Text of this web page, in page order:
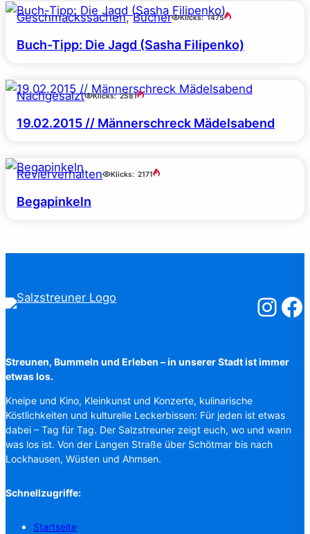
Geschmackssachen, Bücher Klicks: 1475
Buch-Tipp: Die Jagd (Sasha Filipenko)
Nachgesalzt Klicks: 2581
19.02.2015 // Männerschreck Mädelsabend
Revierverhalten Klicks: 2171
Begapinkeln
Streunen, Bummeln und Erleben – in unserer Stadt ist immer
etwas los.
Kneipe und Kino, Kleinkunst und Konzerte, kulinarische
Köstlichkeiten und kulturelle Leckerbissen: Für jeden ist etwas
dabei – Tag für Tag. Der Salzstreuner zeigt euch, wo und wann
was los ist. Von der Langen Straße über Schötmar bis nach
Lockhausen, Wüsten und Ahmsen.
Schnellzugriffe:
Startseite